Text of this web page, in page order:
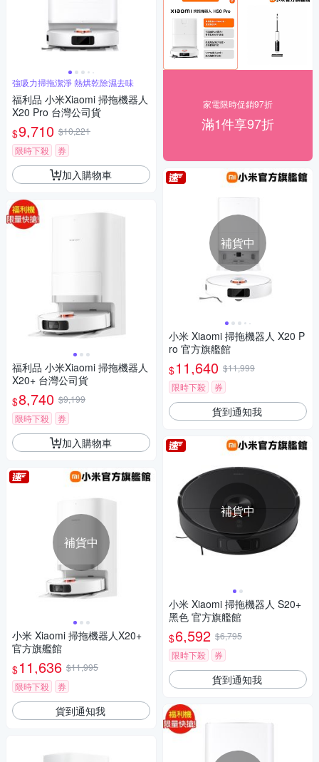
強吸力掃拖潔淨 熱烘乾除濕去味
福利品 小米Xiaomi 掃拖機器人
X20 Pro 台灣公司貨
$9,710 $10,221
限時下殺
券
加入購物車
福利品 小米Xiaomi 掃拖機器人
X20+ 台灣公司貨
$8,740 $9,199
限時下殺
券
加入購物車
補貨中
小米 Xiaomi 掃拖機器人X20+
官方旗艦館
$11,636 $11,995
限時下殺
券
貨到通知我
家電限時促銷97折
滿1件享97折
補貨中
小米 Xiaomi 掃拖機器人 X20 P
ro 官方旗艦館
$11,640 $11,999
限時下殺
券
貨到通知我
補貨中
小米 Xiaomi 掃拖機器人 S20+
黑色 官方旗艦館
$6,592 $6,795
限時下殺
券
貨到通知我